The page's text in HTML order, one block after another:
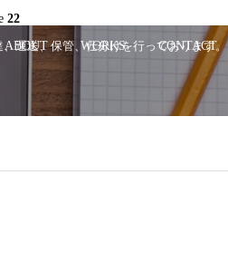
運送、保管、仕分けを行っております。
ABOUT WORKS CONTACT
22